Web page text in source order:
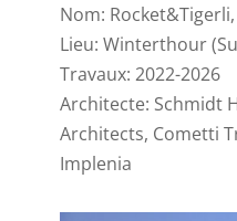
Nom:
Lieu: Winterthour
Travaux: 2022-2026
Architecte: Schmidt
Architects, Cometti
Implenia